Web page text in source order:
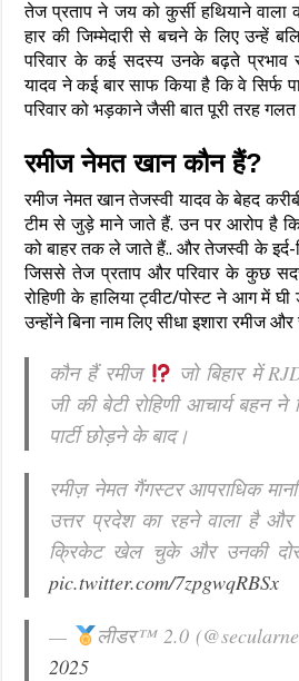
तेज प्रताप ने जय को कुर्सी हथियाने वाला
हार की जिम्मेदारी से बचने के लिए उन्हें
परिवार के कई सदस्य उनके बढ़ते प्रभाव
यादव ने कई बार साफ किया है कि वे सिर्फ
परिवार को भड़काने जैसी बात पूरी तरह गलत
रमीज नेमत खान कौन हैं?
रमीज नेमत खान तेजस्वी यादव के बेहद
टीम से जुड़े माने जाते हैं. उन पर आरोप है
को बाहर तक ले जाते हैं.. और तेजस्वी के इर्द-
जिससे तेज प्रताप और परिवार के कुछ
रोहिणी के हालिया ट्वीट/पोस्ट ने आग में
उन्होंने बिना नाम लिए सीधा इशारा रमीज
कौन हैं रमीज
जो बिहार में
जी की बेटी रोहिणी आचार्य बहन
पार्टी छोड़ने के बाद।
रमीज़ नेमत गैंगस्टर आपराधिक
उत्तर प्रदेश का रहने वाला है
क्रिकेट खेल चुके और उनकी
pic.twitter.com/7zpgwqRBSx
—
लीडर™ 2.0
2025